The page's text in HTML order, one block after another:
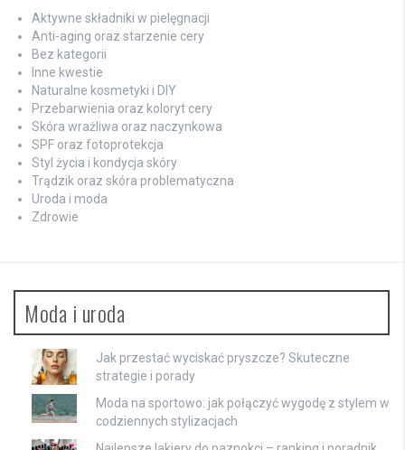
Aktywne składniki w pielęgnacji
Anti-aging oraz starzenie cery
Bez kategorii
Inne kwestie
Naturalne kosmetyki i DIY
Przebarwienia oraz koloryt cery
Skóra wrażliwa oraz naczynkowa
SPF oraz fotoprotekcja
Styl życia i kondycja skóry
Trądzik oraz skóra problematyczna
Uroda i moda
Zdrowie
Moda i uroda
Jak przestać wyciskać pryszcze? Skuteczne
strategie i porady
Moda na sportowo: jak połączyć wygodę z stylem w
codziennych stylizacjach